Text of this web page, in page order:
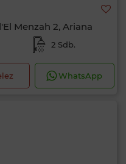
Menzah 2, Ariana
2 Sdb.
WhatsApp